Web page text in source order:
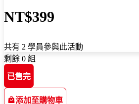
NT$399
共有 2 學員參與此活動
剩餘 0 組
已售完
添加至購物車